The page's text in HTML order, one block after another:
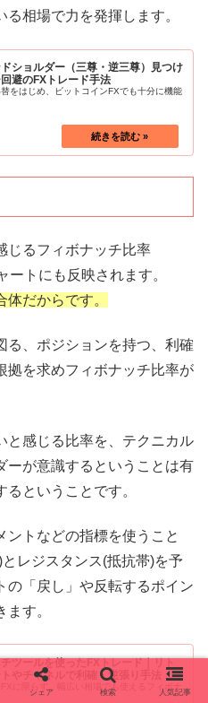
相場で力を発揮します。
ショルダー（三尊・逆三尊）見つけ
避のFXトレード手法
をはじめ、ビットコインFXでも十分に機能
じるフィボナッチ比率
ートにも反映されます。
だからです。
る、ポジションを持つ、利確
拠を求めフィボナッチ比率が
と感じる比率を、テクニカル
ーが意識するということは有
ということです。
ントなどの指標を使うこと
レジスタンス(抵抗帯)を予
の「戻し」や反転するポイン
す。
ツールを使ったFXトレード｜リト
トやチャネルで利確・逆張り手法
FXに限らず、幅広い相場でも使えるフィボナ
シェア 検索 人気記事